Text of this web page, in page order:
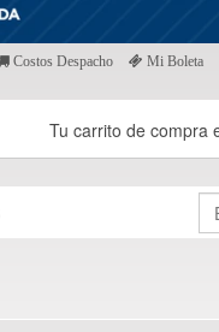
Costos Despacho Mi Boleta
Tu carrito de compra